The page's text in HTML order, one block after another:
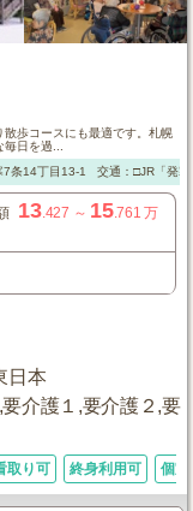
歩コースにも最適です。札幌
日を過...
条14丁目13-1 交通：□JR「発
13.427 ～ 15.761 万
日本
介護１,要介護２,要
取り可 終身利用可 個室